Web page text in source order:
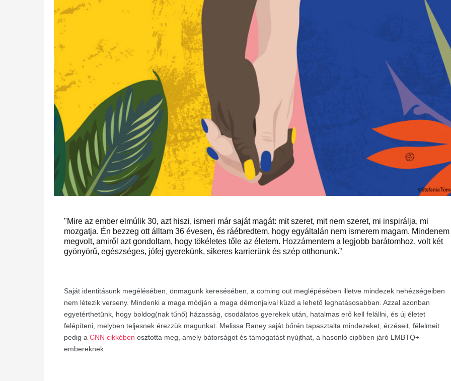
"Mire az ember elmúlik 30, azt hiszi, ismeri már saját magát: mit szeret, mit nem szeret, mi inspirálja, mi
mozgatja. Én bezzeg ott álltam 36 évesen, és ráébredtem, hogy egyáltalán nem ismerem magam. Mindenem
megvolt, amiről azt gondoltam, hogy tökéletes tőle az életem. Hozzámentem a legjobb barátomhoz, volt két
gyönyörű, egészséges, jófej gyerekünk, sikeres karrierünk és szép otthonunk.”
Saját identitásunk megélésében, önmagunk keresésében, a coming out meglépésében illetve mindezek nehézségeiben
nem létezik verseny. Mindenki a maga módján a maga démonjaival küzd a lehető leghatásosabban. Azzal azonban
egyetérthetünk, hogy boldog(nak tűnő) házasság, csodálatos gyerekek után, hatalmas erő kell felállni, és új életet
felépíteni, melyben teljesnek érezzük magunkat. Melissa Raney saját bőrén tapasztalta mindezeket, érzéseit, félelmeit
pedig a CNN cikkében osztotta meg, amely bátorságot és támogatást nyújthat, a hasonló cipőben járó LMBTQ+
embereknek.